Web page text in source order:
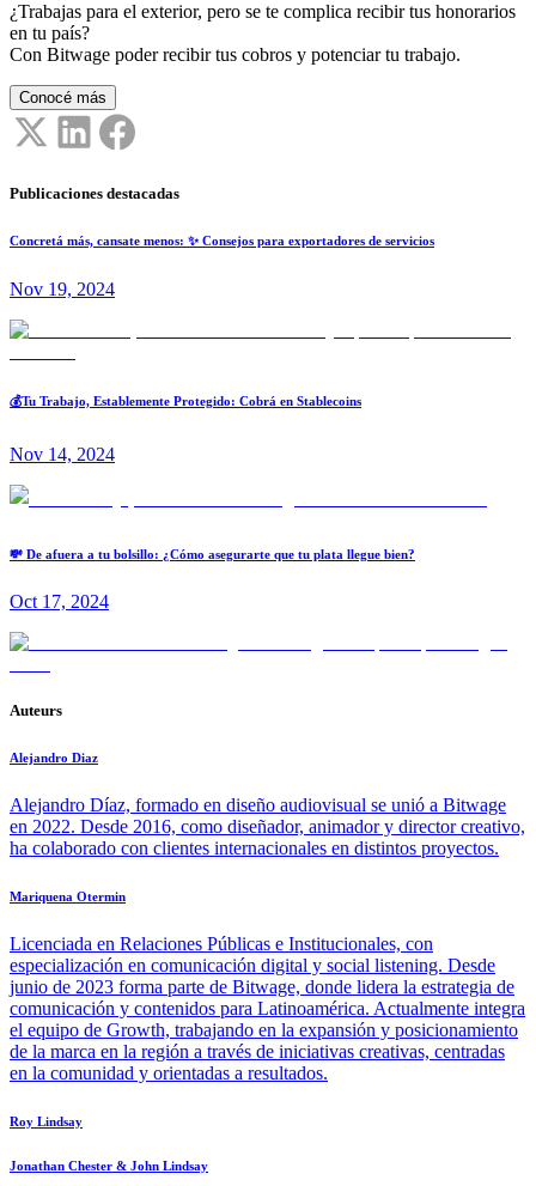
¿Trabajas para el exterior, pero se te complica recibir tus honorarios
en tu país?
Con Bitwage poder recibir tus cobros y potenciar tu trabajo.
Conocé más
Publicaciones destacadas
Concretá más, cansate menos: ✨ Consejos para exportadores de servicios
Nov 19, 2024
💰Tu Trabajo, Establemente Protegido: Cobrá en Stablecoins
Nov 14, 2024
💸 De afuera a tu bolsillo: ¿Cómo asegurarte que tu plata llegue bien?
Oct 17, 2024
Auteurs
Alejandro Diaz
Alejandro Díaz, formado en diseño audiovisual se unió a Bitwage
en 2022. Desde 2016, como diseñador, animador y director creativo,
ha colaborado con clientes internacionales en distintos proyectos.
Mariquena Otermin
Licenciada en Relaciones Públicas e Institucionales, con
especialización en comunicación digital y social listening. Desde
junio de 2023 forma parte de Bitwage, donde lidera la estrategia de
comunicación y contenidos para Latinoamérica. Actualmente integra
el equipo de Growth, trabajando en la expansión y posicionamiento
de la marca en la región a través de iniciativas creativas, centradas
en la comunidad y orientadas a resultados.
Roy Lindsay
Jonathan Chester & John Lindsay